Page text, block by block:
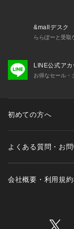
&mallデスク
ららぽーと受取
LINE公式アカ
お得なセール・
初めての方へ
よくある質問・お
会社概要・利用規